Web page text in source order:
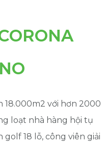
với hơn 2000
loạt nhà hàng hội tụ
18 lỗ, công viên giải